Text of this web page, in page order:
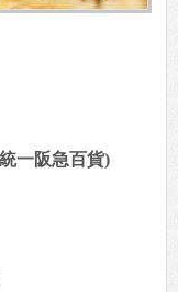
一阪急百貨)